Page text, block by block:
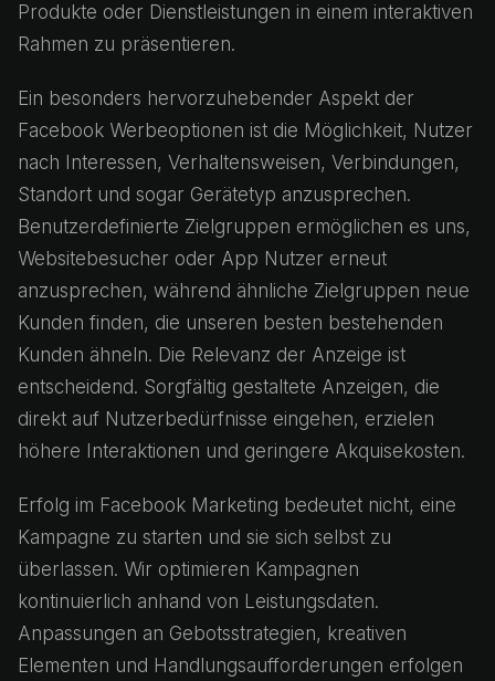
Produkte oder Dienstleistungen in einem interaktiven
Rahmen zu präsentieren.
Ein besonders hervorzuhebender Aspekt der
Facebook Werbeoptionen ist die Möglichkeit, Nutzer
nach Interessen, Verhaltensweisen, Verbindungen,
Standort und sogar Gerätetyp anzusprechen.
Benutzerdefinierte Zielgruppen ermöglichen es uns,
Websitebesucher oder App Nutzer erneut
anzusprechen, während ähnliche Zielgruppen neue
Kunden finden, die unseren besten bestehenden
Kunden ähneln. Die Relevanz der Anzeige ist
entscheidend. Sorgfältig gestaltete Anzeigen, die
direkt auf Nutzerbedürfnisse eingehen, erzielen
höhere Interaktionen und geringere Akquisekosten.
Erfolg im Facebook Marketing bedeutet nicht, eine
Kampagne zu starten und sie sich selbst zu
überlassen. Wir optimieren Kampagnen
kontinuierlich anhand von Leistungsdaten.
Anpassungen an Gebotsstrategien, kreativen
Elementen und Handlungsaufforderungen erfolgen